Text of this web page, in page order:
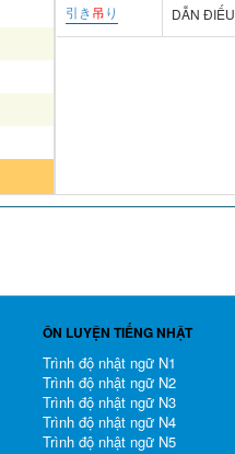
引き吊り DẪN ĐIẾU
ÔN LUYỆN TIẾNG NHẬT
Trình độ nhật ngữ N1
Trình độ nhật ngữ N2
Trình độ nhật ngữ N3
Trình độ nhật ngữ N4
Trình độ nhật ngữ N5